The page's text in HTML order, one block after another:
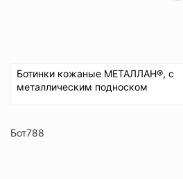
Ботинки кожаные МЕТАЛЛАН®, с
металлическим подноском
Бот788